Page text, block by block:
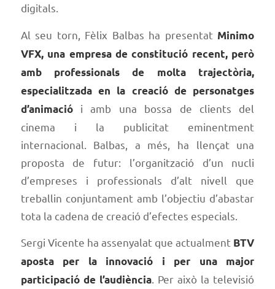
digitals.
Al seu torn, Fèlix Balbas ha presentat Minimo
VFX, una empresa de constitució recent, però
amb professionals de molta trajectòria,
especialitzada en la creació de personatges
d’animaciói amb una bossa de clients del
cinema i la publicitat eminentment
internacional. Balbas, a més, ha llençat una
proposta de futur: l’organització d’un nucli
d’empreses i professionals d’alt nivell que
treballin conjuntament amb l’objectiu d’abastar
tota la cadena de creació d’efectes especials.
Sergi Vicente ha assenyalat que actualment BTV
aposta per la innovació i per una major
participació de l’audiència. Per això la televisió